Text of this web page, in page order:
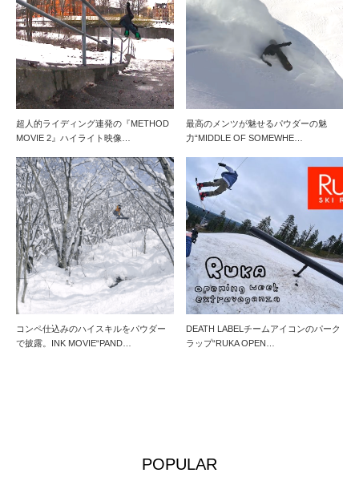
超人的ライディング連発の『METHOD
MOVIE 2』ハイライト映像…
最高のメンツが魅せるパウダーの魅
力“MIDDLE OF SOMEWHE…
コンペ仕込みのハイスキルをパウダー
で披露。INK MOVIE“PAND…
DEATH LABELチームアイコンのパーク
ラップ“RUKA OPEN…
POPULAR